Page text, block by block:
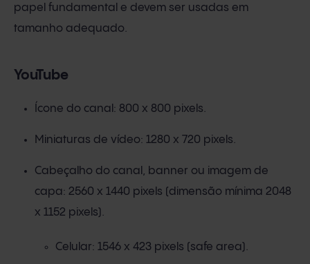
papel fundamental e devem ser usadas em
tamanho adequado.
YouTube
Ícone do canal: 800 x 800 pixels.
Miniaturas de vídeo: 1280 x 720 pixels.
Cabeçalho do canal, banner ou imagem de
capa: 2560 x 1440 pixels (dimensão mínima 2048
x 1152 pixels).
Celular: 1546 x 423 pixels (safe area).